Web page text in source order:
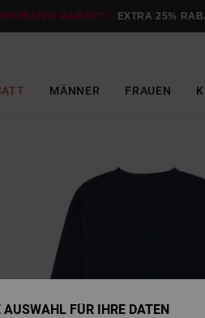
RABATT*: EXTRA 25%
MÄNNER FRAUEN
AUSWAHL FÜR IHRE DATEN